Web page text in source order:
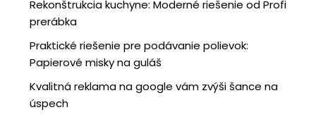
Rekonštrukcia kuchyne: Moderné riešenie od Profi
prerábka
Praktické riešenie pre podávanie polievok:
Papierové misky na guláš
Kvalitná reklama na google vám zvýši šance na
úspech